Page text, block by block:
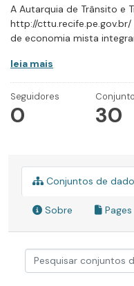
A Autarquia de Trânsito e
http://
de economia mista
leia mais
Seguidores
0 30
Conjuntos de
Sobre Pages